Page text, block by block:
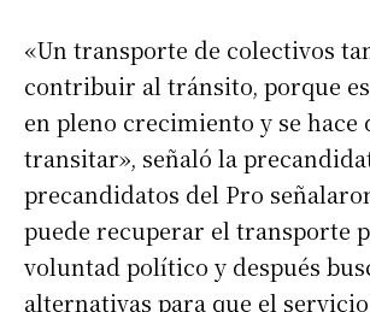
«Un transporte de colectivos
contribuir al tránsito, porque
en pleno crecimiento y se
transitar», señaló la
precandidatos del Pro
puede recuperar el transporte
voluntad político y después
alternativas para que el